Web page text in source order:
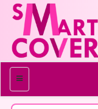
منو